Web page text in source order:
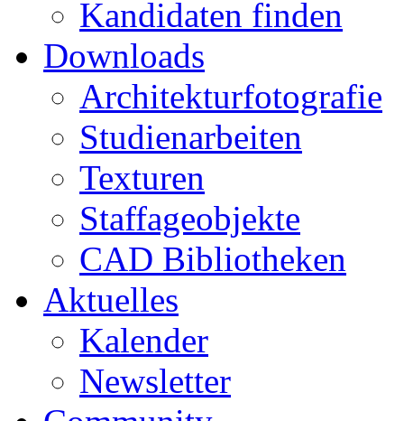
Kandidaten finden
Downloads
Architekturfotografie
Studienarbeiten
Texturen
Staffageobjekte
CAD Bibliotheken
Aktuelles
Kalender
Newsletter